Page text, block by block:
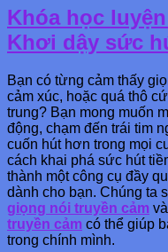
Khóa học
Khơi dậy sức
Bạn có từng cảm thấy
cảm xúc, hoặc quá thô
trung? Bạn mong muốn
động, chạm đến trái tim
cuốn hút hơn trong mọi
cách khai phá sức hút
thành một công cụ đầy
dành cho bạn. Chúng ta
giọng nói truyền cảm
truyền cảm có thể giúp
trong chính mình.